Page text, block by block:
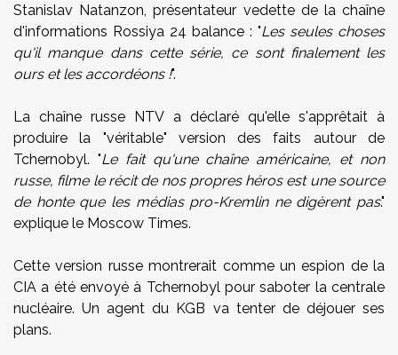
Stanislav Natanzon, présentateur vedette de la chaîne
d'informations Rossiya 24 balance : "Les seules choses
qu'il manque dans cette série, ce sont finalement les
ours et les accordéons !".
La chaîne russe NTV a déclaré qu'elle s'apprêtait à
produire la "véritable" version des faits autour de
Tchernobyl. "Le fait qu'une chaîne américaine, et non
russe, filme le récit de nos propres héros est une source
de honte que les médias pro-Kremlin ne digèrent pas."
explique le Moscow Times.
Cette version russe montrerait comme un espion de la
CIA a été envoyé à Tchernobyl pour saboter la centrale
nucléaire. Un agent du KGB va tenter de déjouer ses
plans.